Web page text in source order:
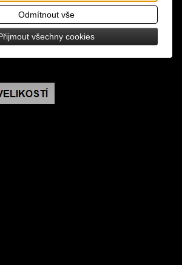
nebo na přívěsky na tašky
délka 6 cm, průměr kroužku 2,5
x 1,8 cm
Odmítnout vše
všechny cookies